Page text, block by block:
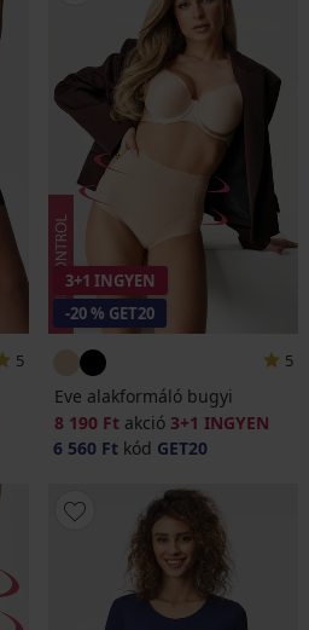
5
3+1 INGYEN
-20 % GET20
5
Eve alakformáló bugyi
8 190 Ft akció 3+1 INGYEN
6 560 Ft kód GET20